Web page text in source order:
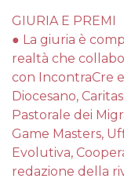
GIURIA E PREMI
● La giuria è
realtà che
con IncontraCre
Diocesano,
Pastorale dei
Game Masters,
Evolutiva,
redazione della